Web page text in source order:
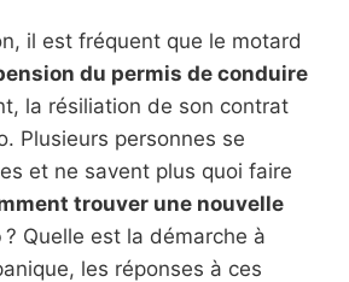
il est fréquent que le motard
du permis de conduire
la résiliation de son contrat
Plusieurs personnes se
et ne savent plus quoi faire
trouver une nouvelle
? Quelle est la démarche à
les réponses à ces